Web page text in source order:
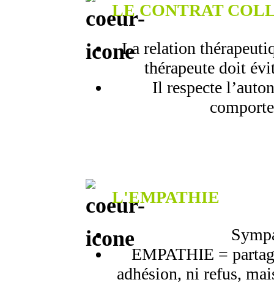
LE CONTRAT
La relation
thérapeute doit
Il respecte
L'EMPATHIE
EMPATHIE =
adhésion, ni refus,